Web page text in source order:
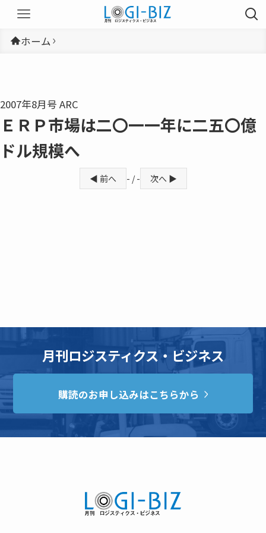
ホーム
2007年8月号 ARC
ＥＲＰ市場は二〇一一年に二五〇億
ドル規模へ
◀ 前へ - / - 次へ ▶
月刊ロジスティクス・ビジネス
購読のお申し込みはこちらから